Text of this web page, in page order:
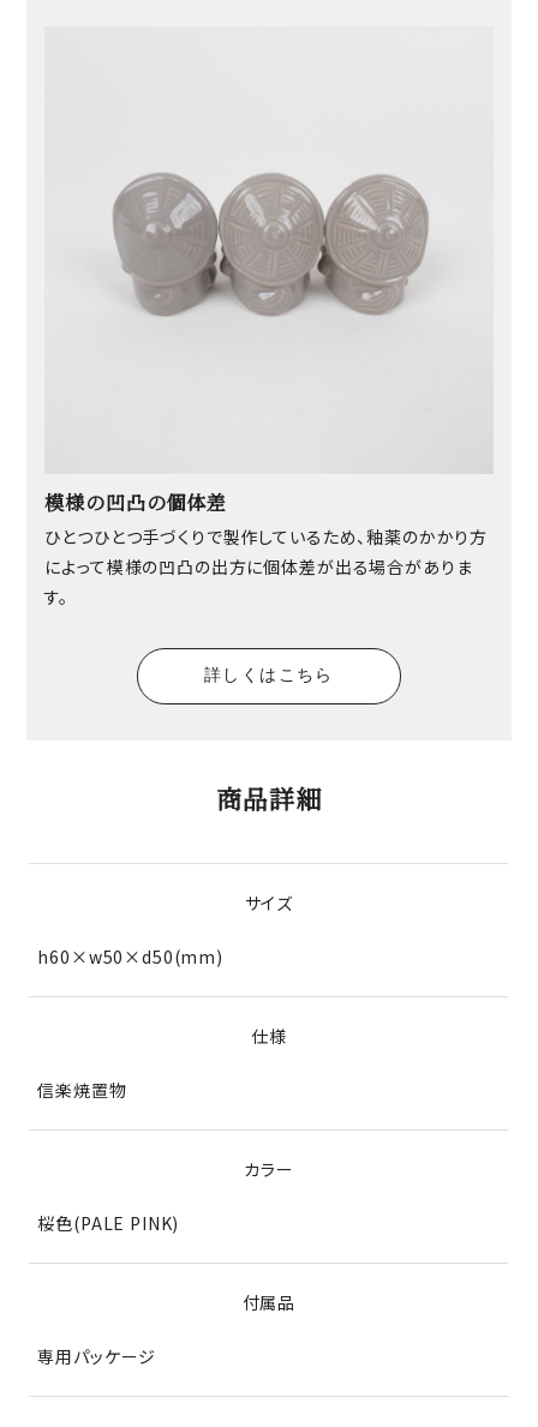
模様の凹凸の個体差
ひとつひとつ手づくりで製作しているため、釉薬のかかり方
によって模様の凹凸の出方に個体差が出る場合がありま
す。
詳しくはこちら
商品詳細
サイズ
h60×w50×d50(mm)
仕様
信楽焼置物
カラー
桜色(PALE PINK)
付属品
専用パッケージ